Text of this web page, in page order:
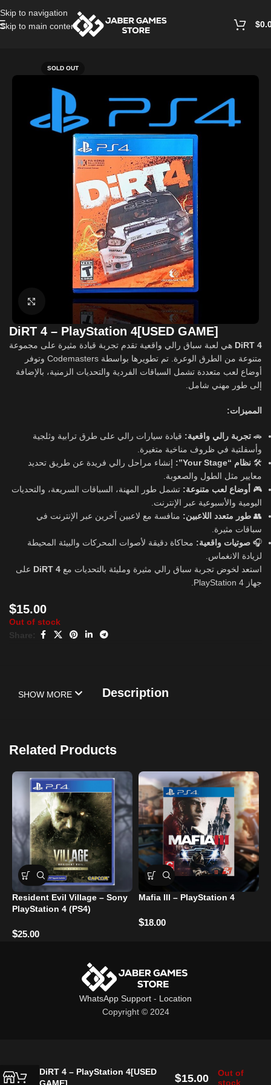
Skip to navigation
Skip to main content
$
SOLD OUT
Click to enlarge
DiRT 4 – PlayStation 4[USED GAME]
DiRT 4 هي لعبة سباق رالي واقعية تقدم تجربة قيادة مثيرة على مجموعة
متنوعة من الطرق الوعرة. تم تطويرها بواسطة Codemasters وتوفر
أوضاع لعب متعددة تشمل السباقات الفردية والتحديات الزمنية، بالإضافة
إلى طور مهني شامل.
المميزات:
🚗تجربة رالي واقعية: قيادة سيارات رالي على طرق ترابية وثلجية
وأسفلتية في ظروف مناخية متغيرة.
🛠️نظام “Your Stage”:
إنشاء مراحل رالي فريدة عن طريق تحديد
معايير مثل الطول والصعوبة.
🎮 أوضاع لعب متنوعة: تشمل طور المهنة، السباقات السريعة، والتحديات
اليومية والأسبوعية عبر الإنترنت.
👥طور متعدد اللاعبين: منافسة مع لاعبين آخرين عبر الإنترنت في
سباقات مثيرة.
🎧صوتيات واقعية: محاكاة دقيقة لأصوات المحركات والبيئة المحيطة
لزيادة الانغماس.
استعد لخوض تجربة سباق رالي مثيرة ومليئة بالتحديات معDiRT 4 على
جهاز PlayStation 4.
$15.00
Out of stock
Share:
Description
SHOW MORE
Related Products
Resident Evil Village – Sony
PlayStation 4 (PS4)
$25.00
Mafia III – PlayStation 4
$18.00
WhatsApp Support - Location
Copyright © 2024
DiRT 4 – PlayStation 4[USED
$15.00
Out of
stock